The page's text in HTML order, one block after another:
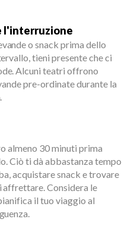
l'interruzione
o snack prima dello
tieni presente che ci
Alcuni teatri offrono
pre-ordinate durante la
almeno 30 minuti prima
Ciò ti dà abbastanza tempo
acquistare snack e trovare
affrettare. Considera le
il tuo viaggio al